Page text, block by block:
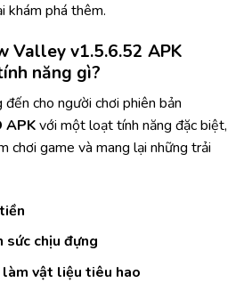
khám phá thêm.
Valley v1.5.6.52 APK
năng gì?
đến cho người chơi phiên bản
APKvới một loạt tính năng đặc biệt,
chơi game và mang lại những trải
sức chịu đựng
vật liệu tiêu hao